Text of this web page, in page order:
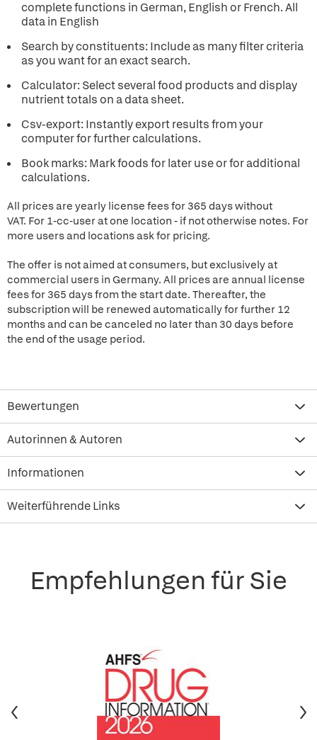
complete functions in German, English or French. All
data in English
Search by constituents: Include as many filter criteria
as you want for an exact search.
Calculator: Select several food products and display
nutrient totals on a data sheet.
Csv-export: Instantly export results from your
computer for further calculations.
Book marks: Mark foods for later use or for additional
calculations.
All prices are yearly license fees for 365 days without
VAT. For 1-cc-user at one location - if not otherwise notes. For
more users and locations ask for pricing.
The offer is not aimed at consumers, but exclusively at
commercial users in Germany. All prices are annual license
fees for 365 days from the start date. Thereafter, the
subscription will be renewed automatically for further 12
months and can be canceled no later than 30 days before
the end of the usage period.
Bewertungen
Autorinnen & Autoren
Informationen
Weiterführende Links
Empfehlungen für Sie